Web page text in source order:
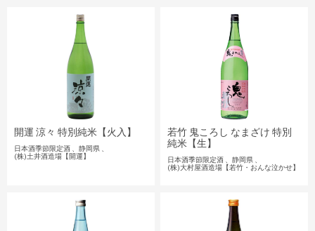
開運 涼々 特別純米【火入】
日本酒季節限定酒
静岡県
(株)土井酒造場【開運】
若竹 鬼ころし なまざけ 特別
純米【生】
日本酒季節限定酒
静岡県
(株)大村屋酒造場【若竹・おんな泣かせ】